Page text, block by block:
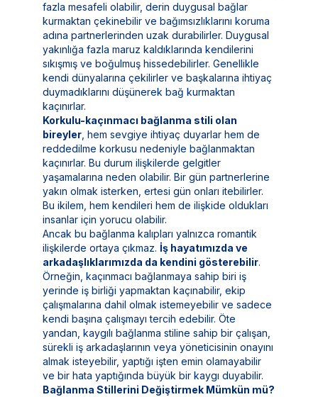
fazla mesafeli olabilir, derin duygusal bağlar
kurmaktan çekinebilir ve bağımsızlıklarını koruma
adına partnerlerinden uzak durabilirler. Duygusal
yakınlığa fazla maruz kaldıklarında kendilerini
sıkışmış ve boğulmuş hissedebilirler. Genellikle
kendi dünyalarına çekilirler ve başkalarına ihtiyaç
duymadıklarını düşünerek bağ kurmaktan
kaçınırlar.
Korkulu-kaçınmacı bağlanma stili olan
bireyler , hem sevgiye ihtiyaç duyarlar hem de
reddedilme korkusu nedeniyle bağlanmaktan
kaçınırlar. Bu durum ilişkilerde gelgitler
yaşamalarına neden olabilir. Bir gün partnerlerine
yakın olmak isterken, ertesi gün onları itebilirler.
Bu ikilem, hem kendileri hem de ilişkide oldukları
insanlar için yorucu olabilir.
Ancak bu bağlanma kalıpları yalnızca romantik
ilişkilerde ortaya çıkmaz. İş hayatımızda ve
arkadaşlıklarımızda da kendini gösterebilir.
Örneğin, kaçınmacı bağlanmaya sahip biri iş
yerinde iş birliği yapmaktan kaçınabilir, ekip
çalışmalarına dahil olmak istemeyebilir ve sadece
kendi başına çalışmayı tercih edebilir. Öte
yandan, kaygılı bağlanma stiline sahip bir çalışan,
sürekli iş arkadaşlarının veya yöneticisinin onayını
almak isteyebilir, yaptığı işten emin olamayabilir
ve bir hata yaptığında büyük bir kaygı duyabilir.
Bağlanma Stillerini Değiştirmek Mümkün mü?